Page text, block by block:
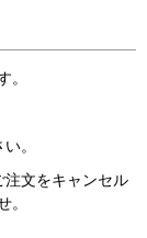
。
。
注文をキャンセル
。